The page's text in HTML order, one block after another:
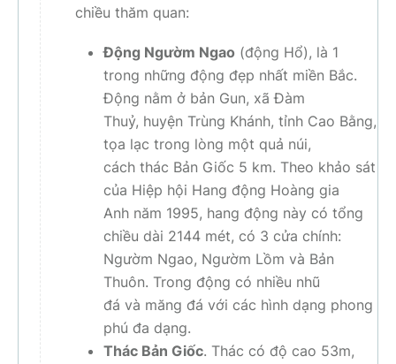
chiều thăm quan:
Động Ngườm Ngao (động Hổ), là 1
trong những động đẹp nhất miền Bắc.
Động nằm ở bản Gun, xã Đàm
Thuỷ, huyện Trùng Khánh, tỉnh Cao Bằng,
tọa lạc trong lòng một quả núi,
cách thác Bản Giốc 5 km. Theo khảo sát
của Hiệp hội Hang động Hoàng gia
Anh năm 1995, hang động này có tổng
chiều dài 2144 mét, có 3 cửa chính:
Ngườm Ngao, Ngườm Lồm và Bản
Thuôn. Trong động có nhiều nhũ
đá và măng đá với các hình dạng phong
phú đa dạng.
Thác Bản Giốc. Thác có độ cao 53m,